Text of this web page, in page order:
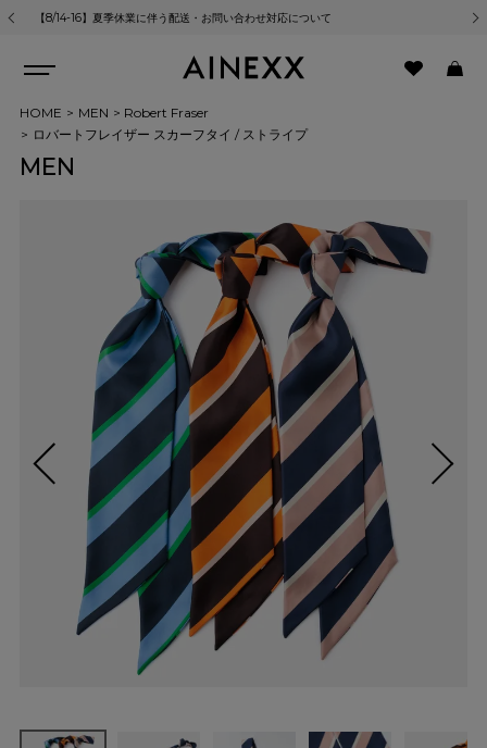
【8/14-16】夏季休業に伴う配送・お問い合わせ対応について 熊
HOME MEN
Robert Fraser
ロバートフレイザー スカーフタイ / ストライプ
MEN